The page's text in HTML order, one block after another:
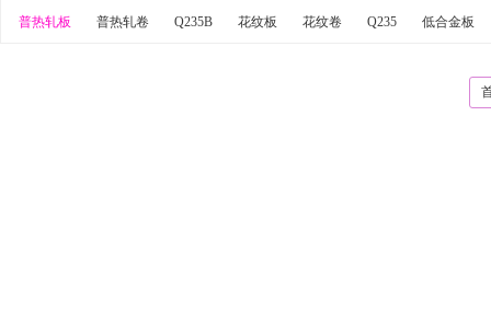
普热轧板
普热轧卷 Q235B 花纹板 花纹卷 Q235 低合金板